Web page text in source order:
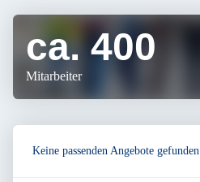
ca. 400
Mitarbeiter
Keine passenden Angebote gefunden